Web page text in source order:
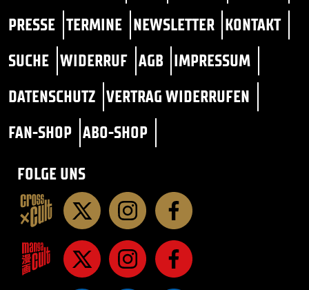
PRESSE TERMINE NEWSLETTER KONTAKT
SUCHE WIDERRUF AGB IMPRESSUM
DATENSCHUTZ VERTRAG WIDERRUFEN
FAN-SHOP ABO-SHOP
FOLGE UNS